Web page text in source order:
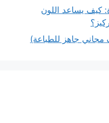
كيف يساعد اللون